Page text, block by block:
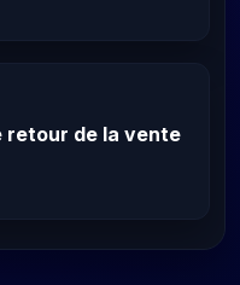
retour de la vente